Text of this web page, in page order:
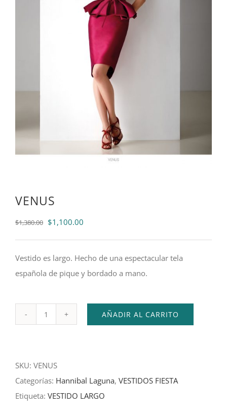
VENUS
$1,380.00 El
$1,100.00
Vestido es largo. Hecho de una espectacular tela
española de pique y bordado a mano.
AÑADIR AL CARRITO
SKU: VENUS
Categorías: Hannibal Laguna, VESTIDOS FIESTA
Etiqueta: VESTIDO LARGO